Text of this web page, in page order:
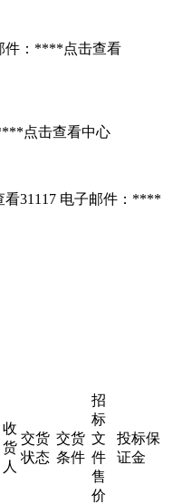
件：****点击查看
点击查看中心
看31117 电子邮件：****
收
货
人
交货
状态
交货
条件
招
标
文
件
售
价
投标保
证金